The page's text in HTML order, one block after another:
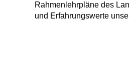
Rahmenlehrpläne des
und Erfahrungswerte